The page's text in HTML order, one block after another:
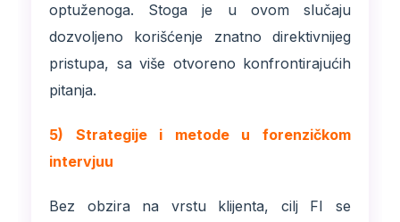
optuženoga. Stoga je u ovom slučaju
dozvoljeno korišćenje znatno direktivnijeg
pristupa, sa više otvoreno konfrontirajućih
pitanja.
5) Strategije i metode u forenzičkom
intervjuu
Bez obzira na vrstu klijenta, cilj FI se